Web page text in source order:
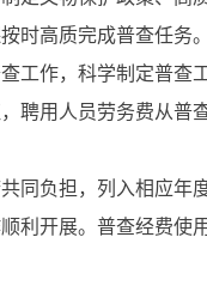
时高质完成普查任务。
工作，科学制定普查
聘用人员劳务费从普
同负担，列入相应年
利开展。普查经费使